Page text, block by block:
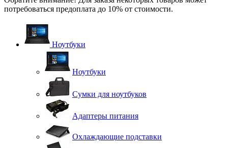
потребоваться предоплата до 10% от стоимости.
Ноутбуки
Ноутбуки
Сумки для ноутбуков
Адаптеры питания
Охлаждающие подставки